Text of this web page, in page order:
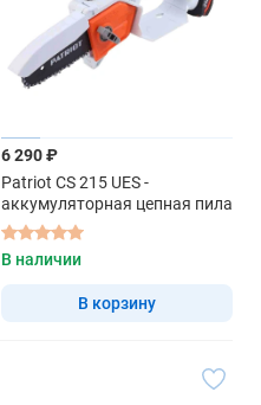
6 290 ₽
Patriot CS 215 UES -
аккумуляторная цепная пила
В наличии
В корзину